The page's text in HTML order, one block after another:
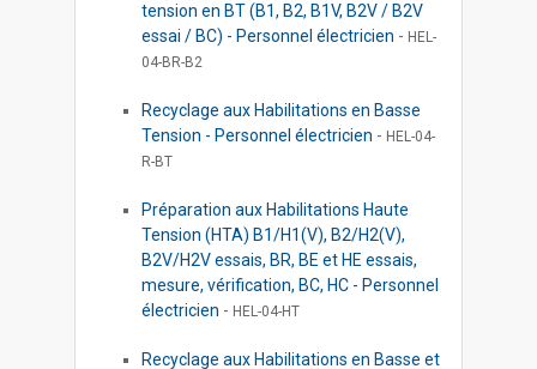
tension en BT (B1, B2, B1V, B2V / B2V
essai / BC) - Personnel électricien - HEL-
04-BR-B2
Recyclage aux Habilitations en Basse
Tension - Personnel électricien - HEL-04-
R-BT
Préparation aux Habilitations Haute
Tension (HTA) B1/H1(V), B2/H2(V),
B2V/H2V essais, BR, BE et HE essais,
mesure, vérification, BC, HC - Personnel
électricien - HEL-04-HT
Recyclage aux Habilitations en Basse et